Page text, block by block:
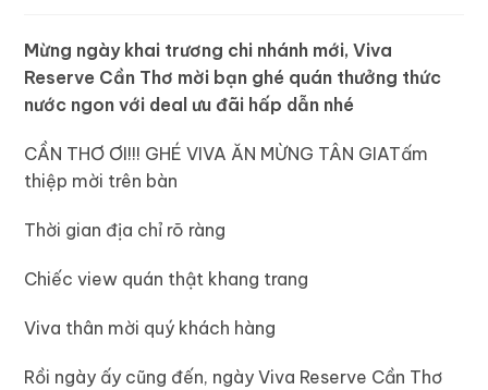
Mừng ngày khai trương chi nhánh mới, Viva
Reserve Cần Thơ mời bạn ghé quán thưởng thức
nước ngon với deal ưu đãi hấp dẫn nhé
CẦN THƠ ƠI!!! GHÉ VIVA ĂN MỪNG TÂN GIATấm
thiệp mời trên bàn
Thời gian địa chỉ rõ ràng
Chiếc view quán thật khang trang
Viva thân mời quý khách hàng
Rồi ngày ấy cũng đến, ngày Viva Reserve Cần Thơ